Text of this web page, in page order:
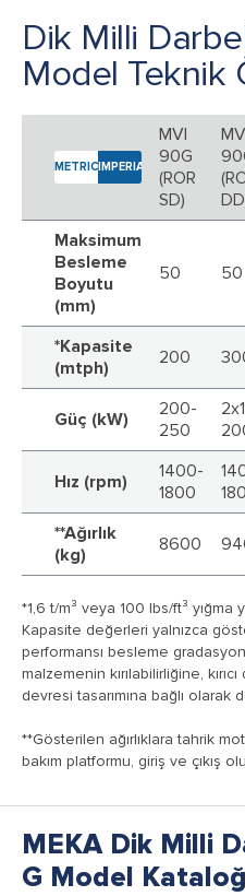
Dik Milli
Model Teknik
METRICIMPERIAL
MVI
90G
(ROR
SD)
Maksimum
Besleme
Boyutu
(mm)
50 50
*Kapasite
(mtph)
200
Güç (kW)
200-
250
Hız (rpm)
1400-
1800
**Ağırlık
(kg)
8600
*1,6 t/m³ veya 100 lbs/ft³ yığma
Kapasite değerleri yalnızca
performansı besleme
malzemenin kırılabilirliğine,
devresi tasarımına bağlı olarak
**Gösterilen ağırlıklara tahrik
bakım platformu, giriş ve çıkış
MEKA Dik Milli
G Model